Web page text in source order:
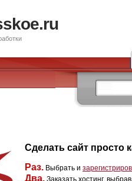
Сделать сайт просто
Раз. Выбрать и
Два. Заказать хостинг,